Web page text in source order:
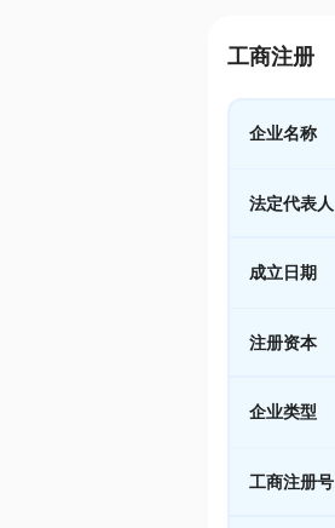
工商注册
企业名称
法定代表人
成立日期
注册资本
企业类型
工商注册号